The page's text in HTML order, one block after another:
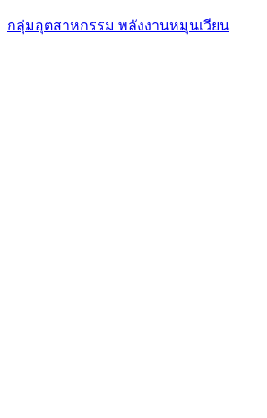
กลุ่มอุตสาหกรรม พลังงานหมุนเวียน